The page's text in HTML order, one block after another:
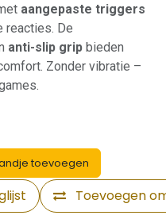
aangepaste triggers
reacties. De
anti-slip grip bieden
Zonder vibratie –
toevoegen
Toevoegen